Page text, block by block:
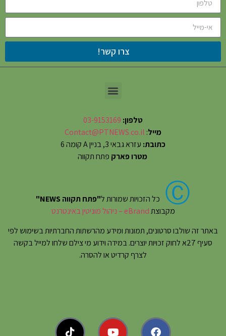
צרו קשר!
טלפון: 03-9153169
מייל:
Contact@PTNEWS.co.il
כתובת: עזרא גבאי 3, בניין A קומה 6
מטרו פארק פתח תקווה
Ⓒ כל הזכויות שמורות ל"פתח תקווה NEWS"
מקבוצתeBrand – ניהול מוניטין באינטרנט
באתר זה שולבו סרטונים, תמונות ומידע מהרשתות החברתיות בשימוש לפי
סעיף 27א לחוק זכויות יוצרים. במידה וידוע מי צילם שלחו למייל בקשה
לצרף קרדיט או להסרה.